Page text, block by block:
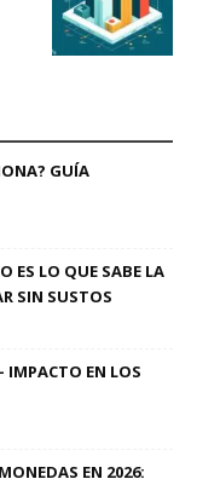
GUÍA
ES LO QUE SABE LA
SIN SUSTOS
IMPACTO EN LOS
EN 2026: